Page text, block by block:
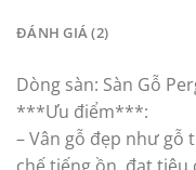
ĐÁNH GIÁ (2)
Dòng sàn: Sàn Gỗ
***Ưu điểm***:
– Vân gỗ đẹp như gỗ